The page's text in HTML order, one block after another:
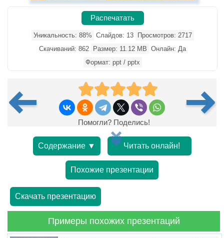
Распечатать
Уникальность: 88% Слайдов: 13
Просмотров: 2717
Скачиваний: 862
Размер: 11.12 MB Онлайн: Да
Формат: ppt / pptx
Помогли? Поделись!
Содержание ▼ Читать онлайн!
Похожие презентации
Скачать презентацию
Примеры похожих презентаций